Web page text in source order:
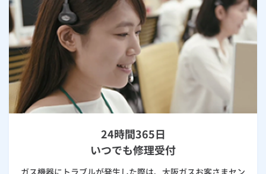
24時間365日
いつでも修理受付
ガス機器にトラブルが発生した際は、大阪ガスお客さまセン